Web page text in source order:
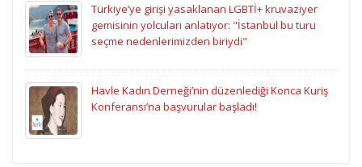
Türkiye’ye girişi yasaklanan LGBTİ+ kruvaziyer
gemisinin yolcuları anlatıyor: "İstanbul bu turu
seçme nedenlerimizden biriydi"
Havle Kadın Derneği’nin düzenlediği Konca Kuriş
Konferansı’na başvurular başladı!